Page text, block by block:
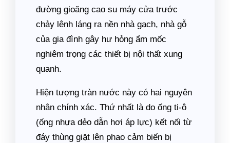
đường gioăng cao su máy cửa trước
chảy lênh láng ra nền nhà gạch, nhà gỗ
của gia đình gây hư hỏng ẩm mốc
nghiêm trọng các thiết bị nội thất xung
quanh.
Hiện tượng tràn nước này có hai nguyên
nhân chính xác. Thứ nhất là do ống ti-ô
(ống nhựa dẻo dẫn hơi áp lực) kết nối từ
đáy thùng giặt lên phao cảm biến bị